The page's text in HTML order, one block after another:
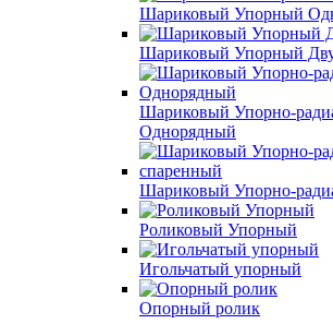
Шариковый Упорный
Шариковый Упорный
Шариковый Упорно-
Однорядный
Шариковый Упорно-
Роликовый Упорный
Игольчатый упорный
Опорный ролик